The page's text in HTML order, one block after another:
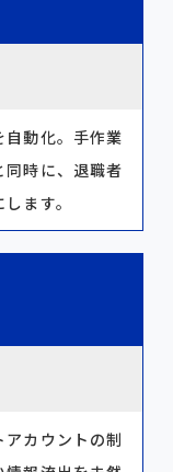
動化。手作業
時に、退職者
ます。
カウントの制